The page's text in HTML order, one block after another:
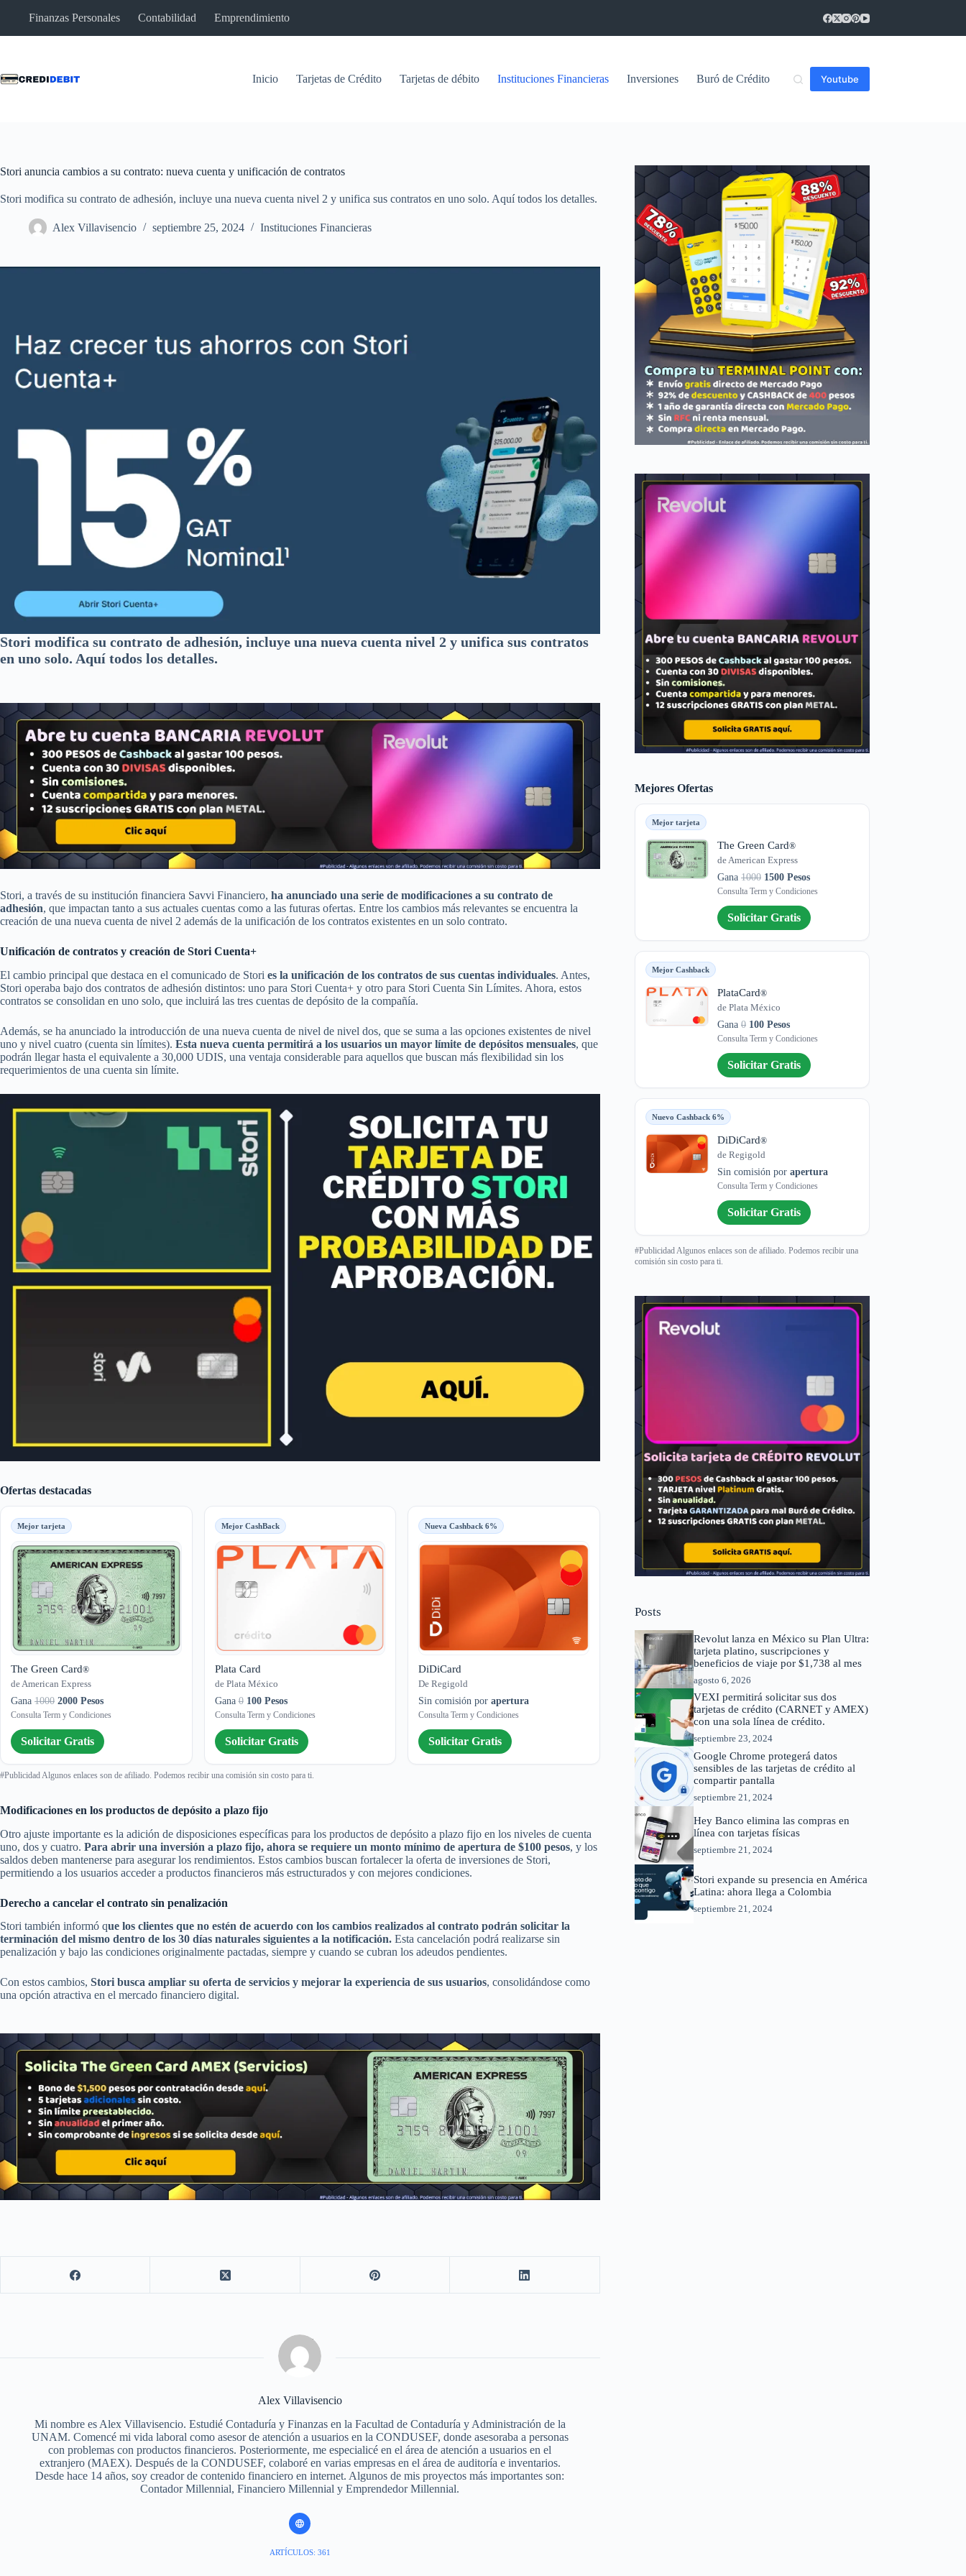
Finanzas Personales Contabilidad Emprendimiento
Inicio Tarjetas de Crédito Tarjetas de débito Instituciones Financieras Inversiones Buró de Crédito Youtube
Stori anuncia cambios a su contrato: nueva cuenta y unificación de contratos
Stori modifica su contrato de adhesión, incluye una nueva cuenta nivel 2 y unifica sus contratos en uno solo. Aquí todos los detalles.
Alex Villavisencio septiembre 25, 2024 Instituciones Financieras
Stori modifica su contrato de adhesión, incluye una nueva cuenta nivel 2 y unifica sus contratos
en uno solo. Aquí todos los detalles.
Stori, a través de su institución financiera Savvi Financiero, ha anunciado una serie de modificaciones a su contrato de
adhesión, que impactan tanto a sus actuales cuentas como a las futuras ofertas. Entre los cambios más relevantes se encuentra la
creación de una nueva cuenta de nivel 2 además de la unificación de los contratos existentes en un solo contrato.
Unificación de contratos y creación de Stori Cuenta+
El cambio principal que destaca en el comunicado de Stori es la unificación de los contratos de sus cuentas individuales. Antes,
Stori operaba bajo dos contratos de adhesión distintos: uno para Stori Cuenta+ y otro para Stori Cuenta Sin Límites. Ahora, estos
contratos se consolidan en uno solo, que incluirá las tres cuentas de depósito de la compañía.
Además, se ha anunciado la introducción de una nueva cuenta de nivel de nivel dos, que se suma a las opciones existentes de nivel
uno y nivel cuatro (cuenta sin límites). Esta nueva cuenta permitirá a los usuarios un mayor límite de depósitos mensuales, que
podrán llegar hasta el equivalente a 30,000 UDIS, una ventaja considerable para aquellos que buscan más flexibilidad sin los
requerimientos de una cuenta sin límite.
Ofertas destacadas
Mejor tarjeta
The Green Card®
de American Express
Gana 1000 2000 Pesos
Consulta Term y Condiciones
Solicitar Gratis
Mejor CashBack
Plata Card
de Plata México
Gana0 100 Pesos
Consulta Term y Condiciones
Solicitar Gratis
Nueva Cashback 6%
DiDiCard
De Regigold
Sin comisión porapertura
Consulta Term y Condiciones
Solicitar Gratis
#Publicidad Algunos enlaces son de afiliado. Podemos recibir una comisión sin costo para ti.
Modificaciones en los productos de depósito a plazo fijo
Otro ajuste importante es la adición de disposiciones específicas para los productos de depósito a plazo fijo en los niveles de cuenta
uno, dos y cuatro. Para abrir una inversión a plazo fijo, ahora se requiere un monto mínimo de apertura de $100 pesos, y los
saldos deben mantenerse para asegurar los rendimientos. Estos cambios buscan fortalecer la oferta de inversiones de Stori,
permitiendo a los usuarios acceder a productos financieros más estructurados y con mejores condiciones.
Derecho a cancelar el contrato sin penalización
Stori también informó que los clientes que no estén de acuerdo con los cambios realizados al contrato podrán solicitar la
terminación del mismo dentro de los 30 días naturales siguientes a la notificación. Esta cancelación podrá realizarse sin
penalización y bajo las condiciones originalmente pactadas, siempre y cuando se cubran los adeudos pendientes.
Con estos cambios, Stori busca ampliar su oferta de servicios y mejorar la experiencia de sus usuarios, consolidándose como
una opción atractiva en el mercado financiero digital.
Alex Villavisencio
Mi nombre es Alex Villavisencio. Estudié Contaduría y Finanzas en la Facultad de Contaduría y Administración de la
UNAM. Comencé mi vida laboral como asesor de atención a usuarios en la CONDUSEF, donde asesoraba a personas
con problemas con productos financieros. Posteriormente, me especialicé en el área de atención a usuarios en el
extranjero (MAEX). Después de la CONDUSEF, colaboré en varias empresas en el área de auditoría e inventarios.
Desde hace 14 años, soy creador de contenido financiero en internet. Algunos de mis proyectos más importantes son:
Contador Millennial, Financiero Millennial y Emprendedor Millennial.
ARTÍCULOS: 361
Mejores Ofertas
Mejor tarjeta
The Green Card®
de American Express
Gana1000 1500 Pesos
Consulta Term y Condiciones
Solicitar Gratis
Mejor Cashback
PlataCard®
de Plata México
Gana0 100 Pesos
Consulta Term y Condiciones
Solicitar Gratis
Nuevo Cashback 6%
DiDiCard®
de Regigold
Sin comisión porapertura
Consulta Term y Condiciones
Solicitar Gratis
#Publicidad Algunos enlaces son de afiliado. Podemos recibir una
comisión sin costo para ti.
Posts
Revolut lanza en México su Plan Ultra:
tarjeta platino, suscripciones y
beneficios de viaje por $1,738 al mes
agosto 6, 2026
VEXI permitirá solicitar sus dos
tarjetas de crédito (CARNET y AMEX)
con una sola línea de crédito.
septiembre 23, 2024
Google Chrome protegerá datos
sensibles de las tarjetas de crédito al
compartir pantalla
septiembre 21, 2024
Hey Banco elimina las compras en
línea con tarjetas físicas
septiembre 21, 2024
Stori expande su presencia en América
Latina: ahora llega a Colombia
septiembre 21, 2024